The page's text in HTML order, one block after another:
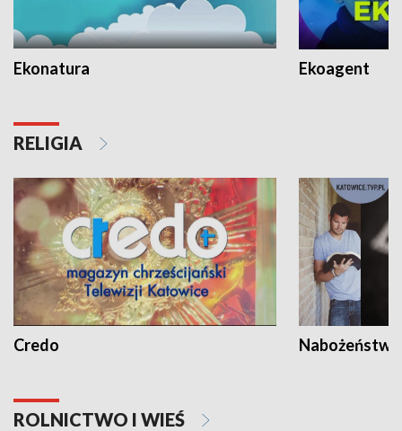
Ekonatura Ekoagent
RELIGIA
Credo
ROLNICTWO I WIEŚ